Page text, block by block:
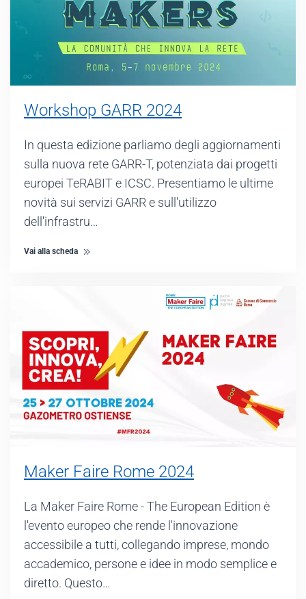
Workshop GARR 2024
In questa edizione parliamo degli aggiornamenti
sulla nuova rete GARR-T, potenziata dai progetti
europei TeRABIT e ICSC. Presentiamo le ultime
novità sui servizi GARR e sull'utilizzo
dell'infrastru…
Vai alla scheda
Maker Faire Rome 2024
La Maker Faire Rome - The European Edition è
l'evento europeo che rende l'innovazione
accessibile a tutti, collegando imprese, mondo
accademico, persone e idee in modo semplice e
diretto. Questo…